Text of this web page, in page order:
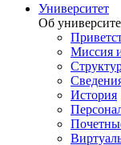
Университет
Об
Миссия
История